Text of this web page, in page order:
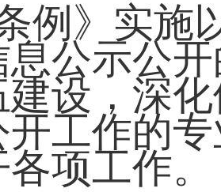
条例》实
息公示公
建设，深
工作的
项工作。